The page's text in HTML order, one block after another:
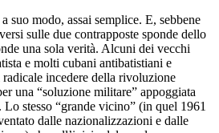
suo modo, assai semplice. E, sebbene
sulle due contrapposte sponde dello
una sola verità. Alcuni dei vecchi
e molti cubani antibatistiani e
incedere della rivoluzione
una “soluzione militare” appoggiata
stesso “grande vicino” (in quel 1961
dalle nazionalizzazioni e dalle